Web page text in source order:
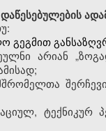
გეგმით
არიან